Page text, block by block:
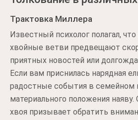
Трактовка Миллера
Известный психолог полагал,
хвойные ветви предвещают
приятных новостей или
Если вам приснилась нарядная
радостные события в семейном
материального положения
хвоя призывает обратить